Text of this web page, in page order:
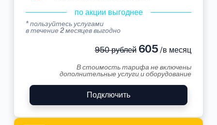
по акции выгоднее
* пользуйтесь услугами
в течение 2 месяцев выгодно
950 рублей605 /в месяц
В стоимость тарифа не включены
дополнительные услуги и оборудование
Подключить